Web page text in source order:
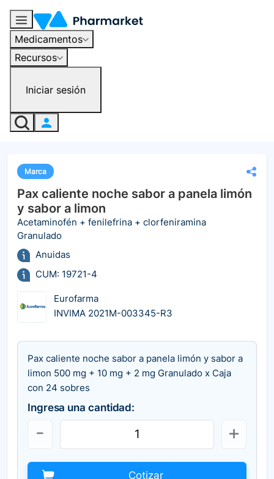
Medicamentos
Recursos
Iniciar sesión
Marca
Pax caliente noche sabor a panela limón
y sabor a limon
Acetaminofén + fenilefrina + clorfeniramina
Granulado
Anuidas
CUM: 19721-4
Eurofarma
INVIMA 2021M-003345-R3
Pax caliente noche sabor a panela limón y sabor a
limon 500 mg + 10 mg + 2 mg Granulado x Caja
con 24 sobres
Ingresa una cantidad:
Cotizar